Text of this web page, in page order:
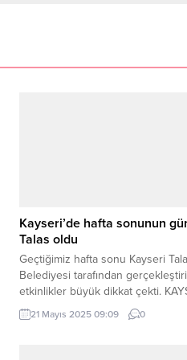
Kayseri’de hafta sonunun
Talas oldu
Geçtiğimiz hafta sonu Kayseri
Belediyesi tarafından
etkinlikler büyük dikkat çekti.
(İGFA) – Kültür sanat başta olmak
sosyal, sportif ve tarımsal
21 Mayıs 2025 09:09 0